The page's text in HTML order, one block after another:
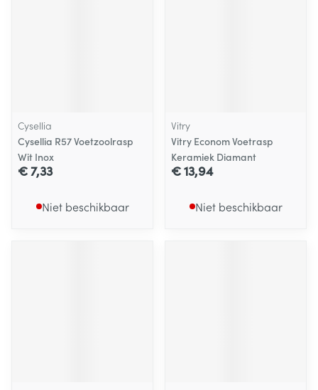
Cysellia
Cysellia R57 Voetzoolrasp
Wit Inox
€ 7,33
Niet beschikbaar
Vitry
Vitry Econom Voetrasp
Keramiek Diamant
€ 13,94
Niet beschikbaar